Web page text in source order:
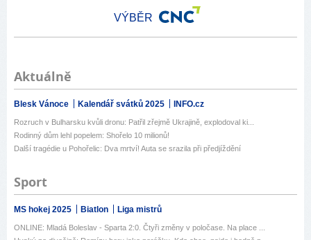
VÝBĚR
Aktuálně
Blesk Vánoce Kalendář svátků 2025 INFO.cz
Rozruch v Bulharsku kvůli dronu: Patřil zřejmě Ukrajině, explodoval ki...
Rodinný dům lehl popelem: Shořelo 10 milionů!
Další tragédie u Pohořelic: Dva mrtví! Auta se srazila při předjíždění
Sport
MS hokej 2025 Biatlon Liga mistrů
ONLINE: Mladá Boleslav - Sparta 2:0. Čtyři změny v poločase. Na place ...